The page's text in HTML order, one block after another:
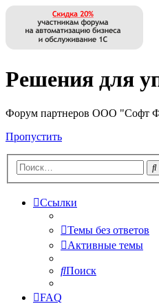
Решения для
Форум партнеров ООО "Софт
Пропустить
Ссылки
Темы без ответов
Активные темы
Поиск
FAQ